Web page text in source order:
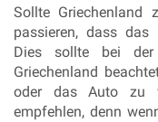
Sollte Griechenland
passieren, dass
Dies sollte bei der
Griechenland
oder das Auto zu
empfehlen, denn